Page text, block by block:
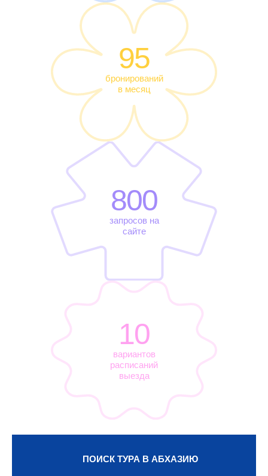
95
бронирований
в месяц
800
запросов на
сайте
10
вариантов
расписаний
выезда
ПОИСК ТУРА В АБХАЗИЮ